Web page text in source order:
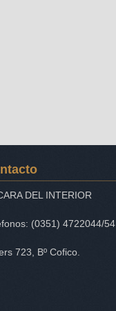
DEL INTERIOR
(0351) 4722044/54
723, Bº Cofico.